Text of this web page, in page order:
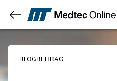
BLOGBEITRAG